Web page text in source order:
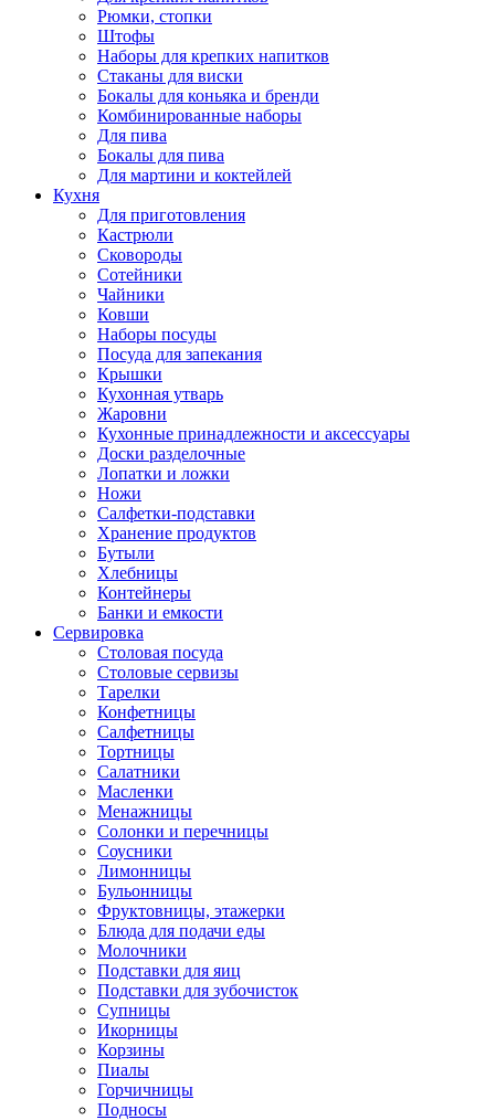
Рюмки, стопки
Штофы
Наборы для крепких напитков
Стаканы для виски
Бокалы для коньяка и бренди
Комбинированные наборы
Для пива
Бокалы для пива
Для мартини и коктейлей
Кухня
Для приготовления
Кастрюли
Сковороды
Сотейники
Чайники
Ковши
Наборы посуды
Посуда для запекания
Крышки
Кухонная утварь
Жаровни
Кухонные принадлежности и аксессуары
Доски разделочные
Лопатки и ложки
Ножи
Салфетки-подставки
Хранение продуктов
Бутыли
Хлебницы
Контейнеры
Банки и емкости
Сервировка
Столовая посуда
Столовые сервизы
Тарелки
Конфетницы
Салфетницы
Тортницы
Салатники
Масленки
Менажницы
Солонки и перечницы
Соусники
Лимонницы
Бульонницы
Фруктовницы, этажерки
Блюда для подачи еды
Молочники
Подставки для яиц
Подставки для зубочисток
Супницы
Икорницы
Корзины
Пиалы
Горчичницы
Подносы